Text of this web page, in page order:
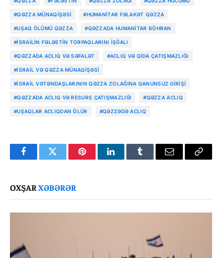
#QƏZZA MÜNAQIŞƏSI #HUMANITAR FƏLAKƏT QƏZZA
#UŞAQ ÖLÜMÜ QƏZZA #QƏZZADA HUMANITAR BÖHRAN
#İSRAILIN FƏLƏSTIN TORPAQLARINI IŞĞALI
#QƏZZADA ACLIQ VƏ SƏFALƏT #ACLIQ VƏ QIDA ÇATIŞMAZLIĞI
#İSRAIL VƏ QƏZZA MÜNAQIŞƏSI
#İSRAIL VƏTƏNDAŞLARININ QƏZZA ZOLAĞINA QANUNSUZ GIRIŞI
#QƏZZADA ACLIQ VƏ RESURS ÇATIŞMAZLIĞI #QƏZZA ACLIQ
#UŞAQLAR ACLIQDAN ÖLÜR #QƏZZƏDƏ ACLIQ
FacebookTwitter PinterestLinkedInTumblr Email
Copy
OXŞARXƏBƏRƏR